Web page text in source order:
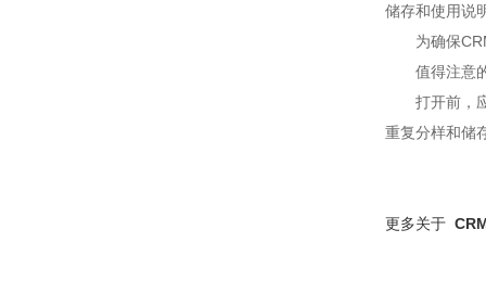
储存和使用说
为确保
值得注意
打开前，
重复分样和储
更多关于